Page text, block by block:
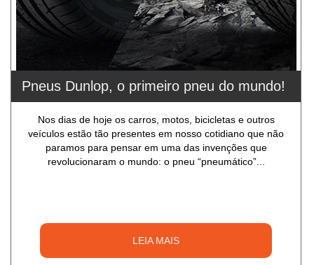
Pneus Dunlop, o primeiro pneu do mundo!
Nos dias de hoje os carros, motos, bicicletas e outros
veículos estão tão presentes em nosso cotidiano que não
paramos para pensar em uma das invenções que
revolucionaram o mundo: o pneu “pneumático”...
LEIA MAIS